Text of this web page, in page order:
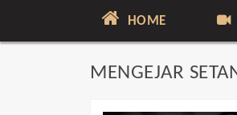
HOME
MENGEJAR